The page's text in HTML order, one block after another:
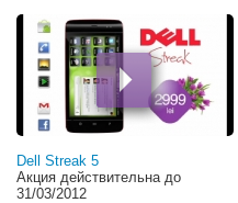
Dell Streak 5
Акция действительна до
31/03/2012
Страницы